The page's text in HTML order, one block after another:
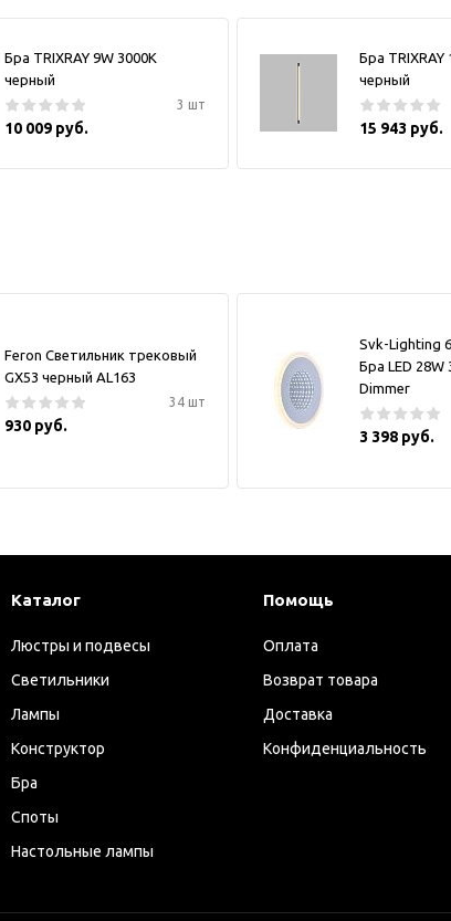
Бра TRIXRAY 9W 3000К
черный
3 шт
10 009 руб.
Бра TRIXRAY
черный
15 943 руб.
Feron Светильник трековый
GX53 черный AL163
34 шт
930 руб.
Svk-Lighting
Бра LED 28W
Dimmer
3 398 руб.
Каталог
Люстры и подвесы
Светильники
Лампы
Конструктор
Бра
Споты
Настольные лампы
Помощь
Оплата
Возврат товара
Доставка
Конфиденциальность